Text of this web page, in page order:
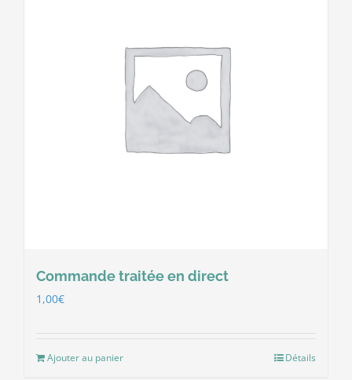
Commande traitée en direct
1,00€
Ajouter au panier Détails